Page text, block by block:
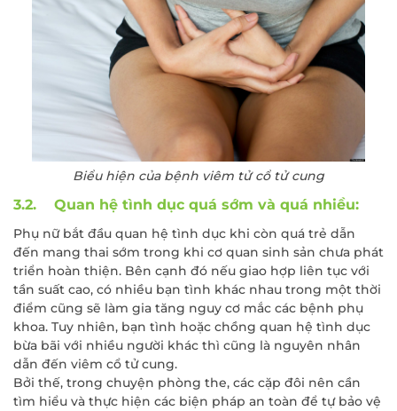
Biểu hiện của bệnh viêm tử cổ tử cung
3.2. Quan hệ tình dục quá sớm và quá nhiều:
Phụ nữ bắt đầu quan hệ tình dục khi còn quá trẻ dẫn
đến mang thai sớm trong khi cơ quan sinh sản chưa phát
triển hoàn thiện. Bên cạnh đó nếu giao hợp liên tục với
tần suất cao, có nhiều bạn tình khác nhau trong một thời
điểm cũng sẽ làm gia tăng nguy cơ mắc các bệnh phụ
khoa. Tuy nhiên, bạn tình hoặc chồng quan hệ tình dục
bừa bãi với nhiều người khác thì cũng là nguyên nhân
dẫn đến viêm cổ tử cung.
Bởi thế, trong chuyện phòng the, các cặp đôi nên cần
tìm hiểu và thực hiện các biện pháp an toàn để tự bảo vệ